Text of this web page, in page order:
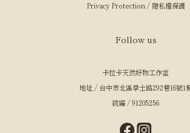
Privacy Protection / 隱私權保護
Follow us
卡拉卡天然好物工作室
地址 / 台中市北區學士路292巷16號1
統編 / 91205256